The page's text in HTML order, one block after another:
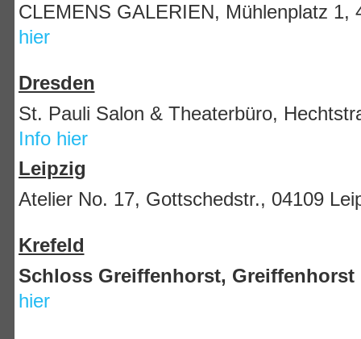
CLEMENS GALERIEN, Mühlenplatz 1,
hier
Dresden
St. Pauli Salon & Theaterbüro,
Info hier
Leipzig
Atelier No. 17, Gottschedstr., 04109
Krefeld
Schloss Greiffenhorst, Greiffenhorst
hier